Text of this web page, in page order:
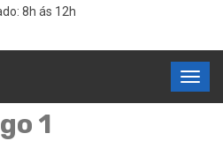
8h ás 12h
1